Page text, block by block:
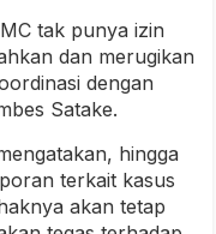
tak punya izin
dan merugikan
dengan
Satake.
hingga
terkait kasus
akan tetap